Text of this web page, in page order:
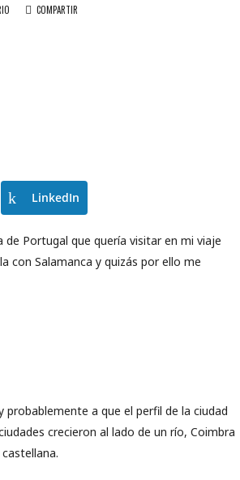
COMPARTIR
LinkedIn
Portugal que quería visitar en mi viaje
con Salamanca y quizás por ello me
a que el perfil de la ciudad
crecieron al lado de un río, Coimbra